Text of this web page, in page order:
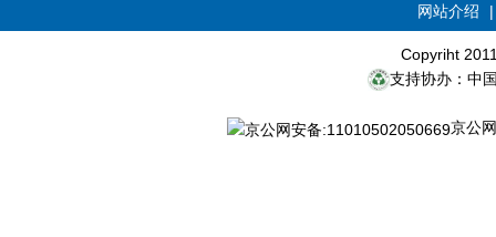
网站介绍
Copyriht
支持协办：中
京公